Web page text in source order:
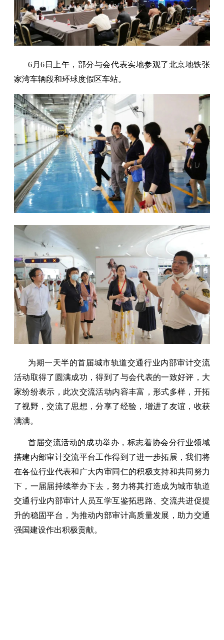
6月6日上午，部分与会代表实地参观了北京地铁张
家湾车辆段和环球度假区车站。
为期一天半的首届城市轨道交通行业内部审计交流
活动取得了圆满成功，得到了与会代表的一致好评，大
家纷纷表示，此次交流活动内容丰富，形式多样，开拓
了视野，交流了思想，分享了经验，增进了友谊，收获
满满。
首届交流活动的成功举办，标志着协会分行业领域
搭建内部审计交流平台工作得到了进一步拓展，我们将
在各位行业代表和广大内审同仁的积极支持和共同努力
下，一届届持续举办下去，努力将其打造成为城市轨道
交通行业内部审计人员互学互鉴拓思路、交流共进促提
升的稳固平台，为推动内部审计高质量发展，助力交通
强国建设作出积极贡献。